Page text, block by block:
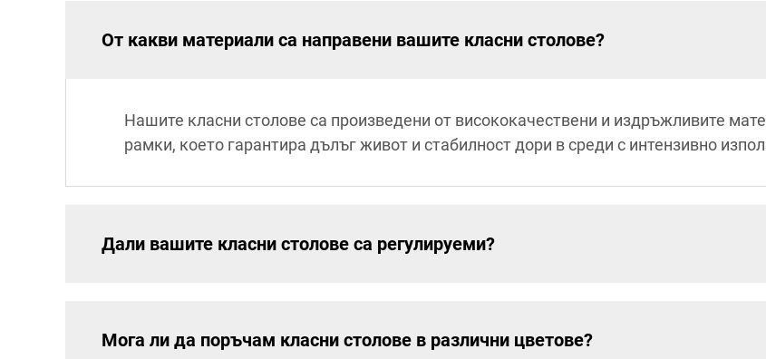
От какви материали са направени вашите класни столове?
Нашите класни столове са произведени от висококачествени и издръжливите
рамки, което гарантира дълъг живот и стабилност дори в среди с интензивно
Дали вашите класни столове са регулируеми?
Мога ли да поръчам класни столове в различни цветове?